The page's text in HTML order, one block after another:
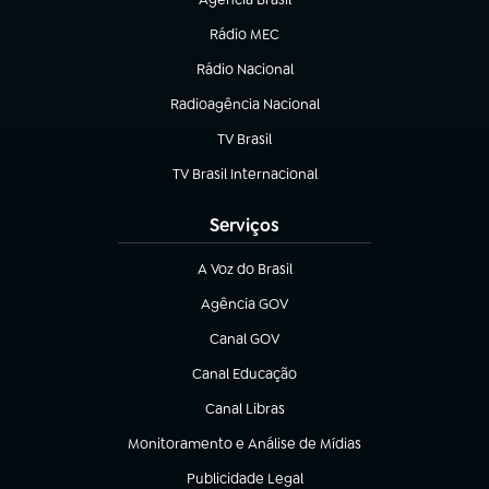
(abre em nova aba)
Rádio MEC
(abre em nova aba)
Rádio Nacional
Radioagência Nacional
(abre em nova aba)
TV Brasil
(abre em nova aba)
TV Brasil Internacional
(abre em nova aba)
Serviços
A Voz do Brasil
(abre em nova aba)
Agência GOV
(abre em nova aba)
Canal GOV
(abre em nova aba)
Canal Educação
(abre em nova aba)
Canal Libras
(abre em nova aba)
Monitoramento e Análise de Mídias
(abre em nova aba)
Publicidade Legal